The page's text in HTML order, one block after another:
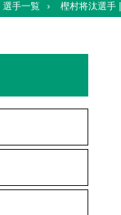
選手一覧 樫村将汰選手